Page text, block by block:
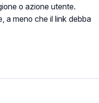
o azione utente.
a meno che il link debba